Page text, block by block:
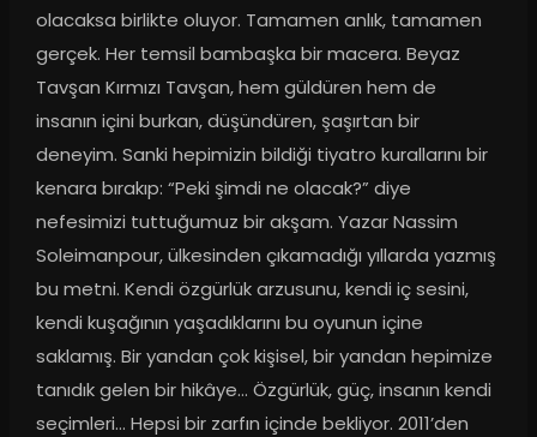
olacaksa birlikte oluyor. Tamamen anlık, tamamen
gerçek. Her temsil bambaşka bir macera. Beyaz
Tavşan Kırmızı Tavşan, hem güldüren hem de
insanın içini burkan, düşündüren, şaşırtan bir
deneyim. Sanki hepimizin bildiği tiyatro kurallarını bir
kenara bırakıp: “Peki şimdi ne olacak?” diye
nefesimizi tuttuğumuz bir akşam. Yazar Nassim
Soleimanpour, ülkesinden çıkamadığı yıllarda yazmış
bu metni. Kendi özgürlük arzusunu, kendi iç sesini,
kendi kuşağının yaşadıklarını bu oyunun içine
saklamış. Bir yandan çok kişisel, bir yandan hepimize
tanıdık gelen bir hikâye… Özgürlük, güç, insanın kendi
seçimleri… Hepsi bir zarfın içinde bekliyor. 2011’den